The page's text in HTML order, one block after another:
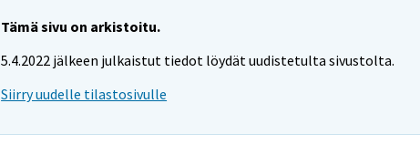
Tämä sivu on arkistoitu.
5.4.2022 jälkeen julkaistut tiedot löydät uudistetulta sivustolta.
Siirry uudelle tilastosivulle